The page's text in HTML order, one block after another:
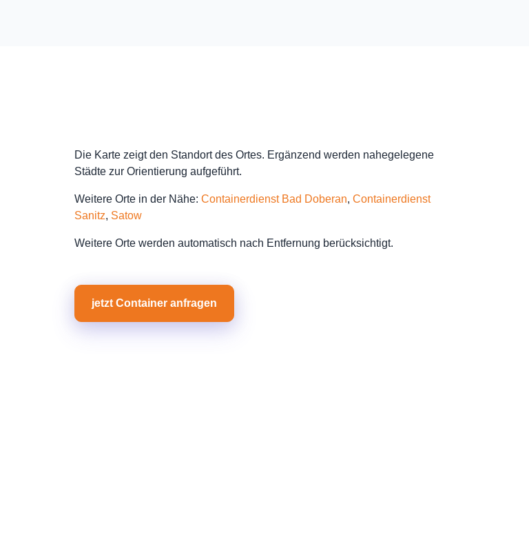
Die Karte zeigt den Standort des Ortes. Ergänzend werden nahegelegene
Städte zur Orientierung aufgeführt.
Weitere Orte in der Nähe: Containerdienst Bad Doberan, Containerdienst
Sanitz, Satow
Weitere Orte werden automatisch nach Entfernung berücksichtigt.
jetzt Container anfragen